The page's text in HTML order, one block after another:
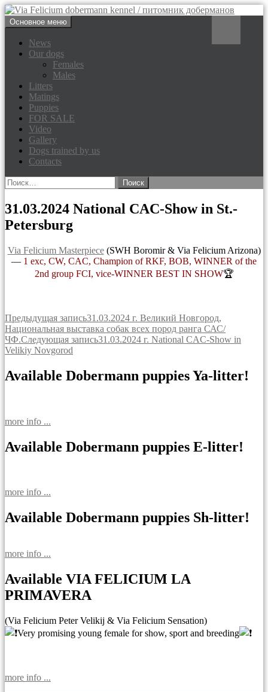
Via Felicium dobermann
kennel / питомник доберманов
Основное меню
к
News
Our dogs
Females
Males
Litters
Matings
Puppies
FOR SALE
Video
Gallery
Dogs trained by us
Contacts
Найти:
31.03.2024 National CAC-Show in St.-
Petersburg
Via Felicium Masterpiece(SWH Boromir & Via Felicium Arizona)
— 1 exc, CW, CAC, Champion of RKF, BOB, WINNER of the
2nd group FCI, vice-WINNER BEST IN SHOW🏆
Навигация
по
записям
Предыдущая запись31.03.2024 г. Великий Новгород,
Национальная выставка собак всех пород ранга САС/
ЧФ.Следующая запись31.03.2024 г. National CAC-Show in
Velikiy Novgorod
Available Dobermann puppies Ya-litter!
more info ...
Available Dobermann puppies E-litter!
more info ...
Available Dobermann puppies Sh-litter!
more info ...
Available VIA FELICIUM LA
PRIMAVERA
(Via Felicium Peter Velikij & Via Felicium Sensation)
Very promising young female for show, sport and breeding
more info ...